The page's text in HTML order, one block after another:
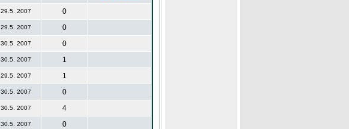
29.5. 2007
0
29.5. 2007
0
30.5. 2007
0
30.5. 2007
1
29.5. 2007
1
30.5. 2007
0
30.5. 2007
4
30.5. 2007
0